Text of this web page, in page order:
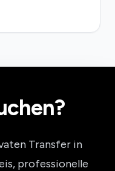
Transfer in
professionelle